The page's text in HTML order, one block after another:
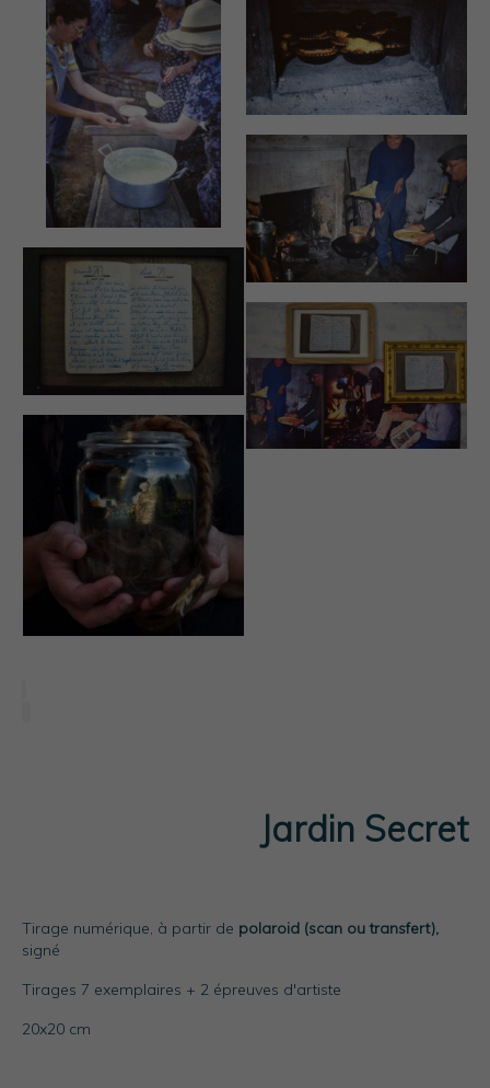
Jardin Secret
Tirage numérique, à partir de polaroid (scan ou transfert),
signé
Tirages 7 exemplaires + 2 épreuves d'artiste
20x20 cm